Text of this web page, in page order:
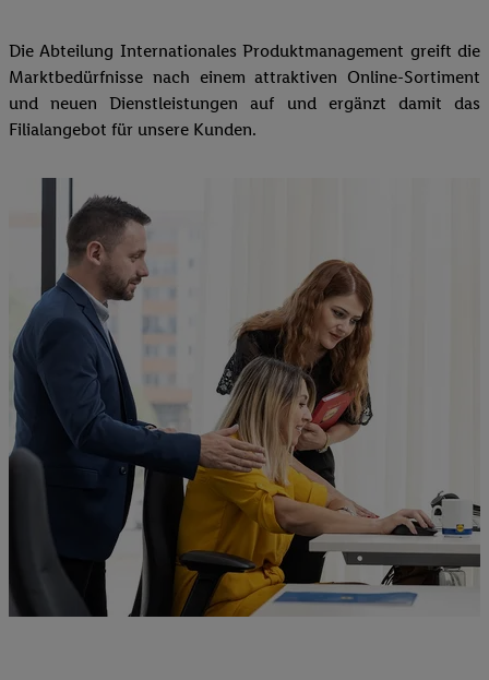
Die Abteilung Internationales Produktmanagement greift die
Marktbedürfnisse nach einem attraktiven Online-Sortiment
und neuen Dienstleistungen auf und ergänzt damit das
Filialangebot für unsere Kunden.